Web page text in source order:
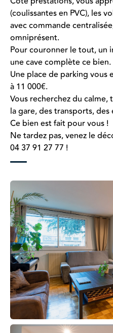
(coulissantes en PVC), les
avec commande
omniprésent.
Pour couronner le tout, un
une cave complète ce bien.
Une place de parking
à 11 000€.
Vous recherchez du
la gare, des transports,
Ce bien est fait pour vous !
Ne tardez pas, venez le
04 37 91 27 77 !